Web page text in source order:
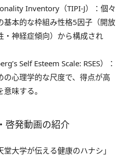
Inventory（TIPI-J）：個々
基本的な枠組み性格5因子（開放
・神経症傾向）から構成され
Self Esteem Scale: RSES）：
心理学的な尺度で、得点が高
味する。
啓発動画の紹介
大学が伝える健康のハナシ」